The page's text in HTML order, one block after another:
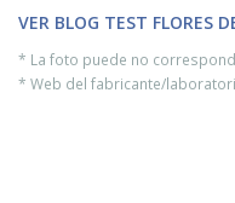
VER BLOG TEST FLORES
* La foto puede no
* Web del fabricante/